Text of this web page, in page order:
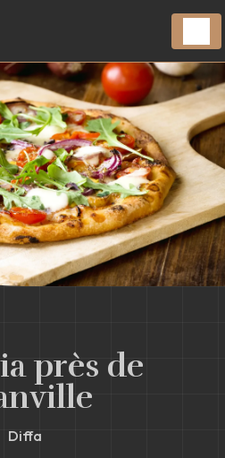
près de
Diffa